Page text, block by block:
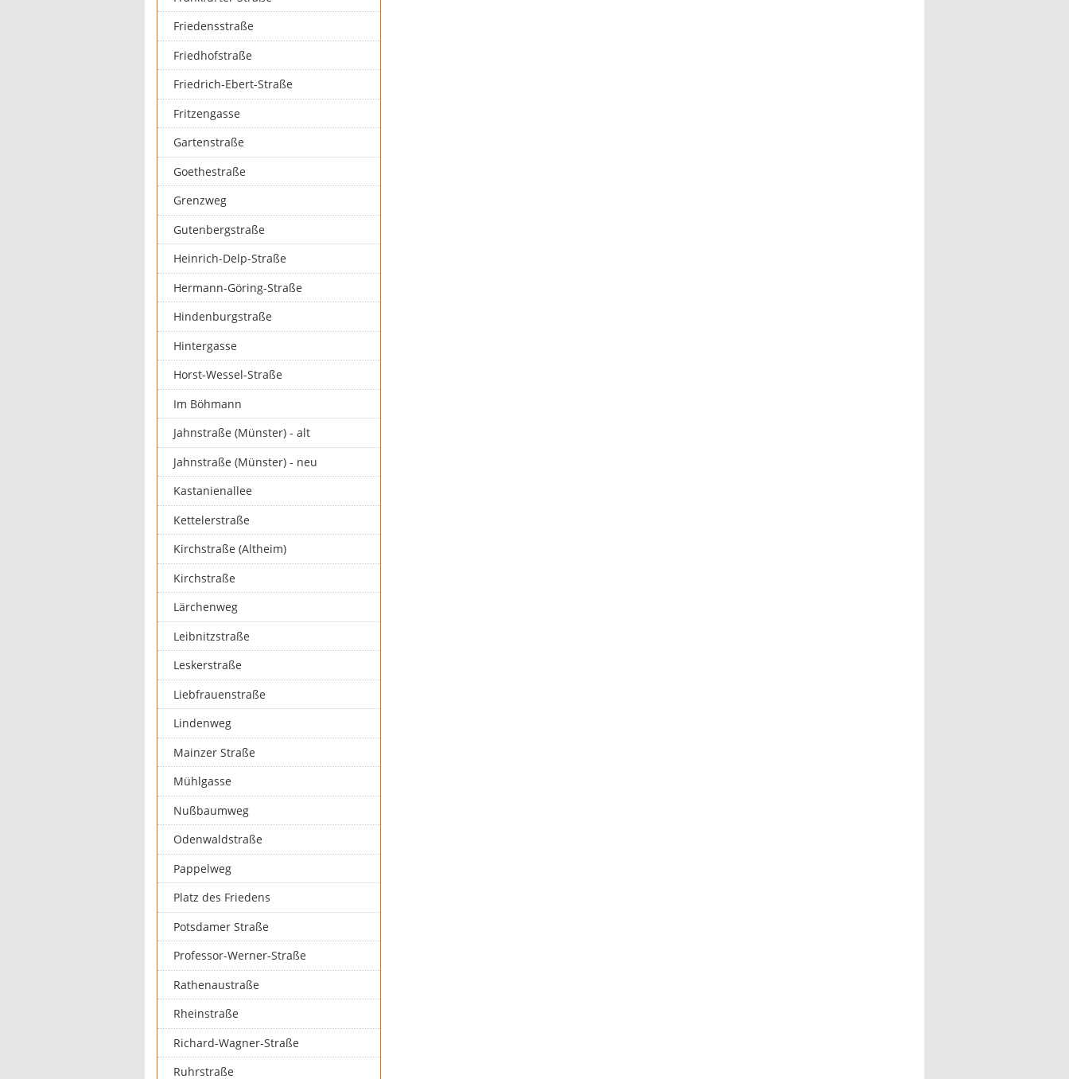
Friedensstraße
Friedhofstraße
Friedrich-Ebert-Straße
Fritzengasse
Gartenstraße
Goethestraße
Grenzweg
Gutenbergstraße
Heinrich-Delp-Straße
Hermann-Göring-Straße
Hindenburgstraße
Hintergasse
Horst-Wessel-Straße
Im Böhmann
Jahnstraße (Münster) - alt
Jahnstraße (Münster) - neu
Kastanienallee
Kettelerstraße
Kirchstraße (Altheim)
Kirchstraße
Lärchenweg
Leibnitzstraße
Leskerstraße
Liebfrauenstraße
Lindenweg
Mainzer Straße
Mühlgasse
Nußbaumweg
Odenwaldstraße
Pappelweg
Platz des Friedens
Potsdamer Straße
Professor-Werner-Straße
Rathenaustraße
Rheinstraße
Richard-Wagner-Straße
Ruhrstraße